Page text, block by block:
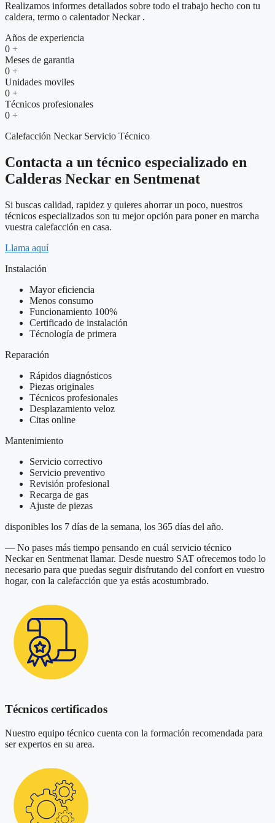
Realizamos informes detallados sobre todo el trabajo hecho con tu
caldera, termo o calentador Neckar .
Años de experiencia
0 +
Meses de garantia
0 +
Unidades moviles
0 +
Técnicos profesionales
0 +
Calefacción Neckar Servicio Técnico
Contacta a un técnico especializado en
Calderas Neckar en Sentmenat
Si buscas calidad, rapidez y quieres ahorrar un poco, nuestros
técnicos especializados son tu mejor opción para poner en marcha
vuestra calefacción en casa.
Llama aquí
Instalación
Mayor eficiencia
Menos consumo
Funcionamiento 100%
Certificado de instalación
Técnología de primera
Reparación
Rápidos diagnósticos
Piezas originales
Técnicos profesionales
Desplazamiento veloz
Citas online
Mantenimiento
Servicio correctivo
Servicio preventivo
Revisión profesional
Recarga de gas
Ajuste de piezas
disponibles los 7 días de la semana, los 365 días del año.
— No pases más tiempo pensando en cuál servicio técnico
Neckar en Sentmenat llamar. Desde nuestro SAT ofrecemos todo lo
necesario para que puedas seguir disfrutando del confort en vuestro
hogar, con la calefacción que ya estás acostumbrado.
Técnicos certificados
Nuestro equipo técnico cuenta con la formación recomendada para
ser expertos en su area.